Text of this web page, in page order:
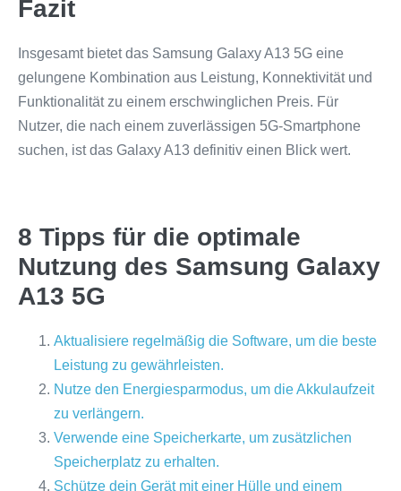
Fazit
Insgesamt bietet das Samsung Galaxy A13 5G eine
gelungene Kombination aus Leistung, Konnektivität und
Funktionalität zu einem erschwinglichen Preis. Für
Nutzer, die nach einem zuverlässigen 5G-Smartphone
suchen, ist das Galaxy A13 definitiv einen Blick wert.
8 Tipps für die optimale
Nutzung des Samsung Galaxy
A13 5G
Aktualisiere regelmäßig die Software, um die beste
Leistung zu gewährleisten.
Nutze den Energiesparmodus, um die Akkulaufzeit
zu verlängern.
Verwende eine Speicherkarte, um zusätzlichen
Speicherplatz zu erhalten.
Schütze dein Gerät mit einer Hülle und einem